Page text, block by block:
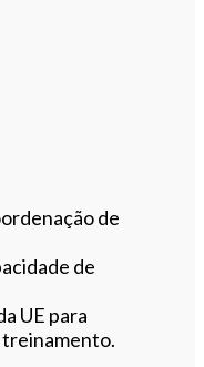
de
de
UE para
treinamento.